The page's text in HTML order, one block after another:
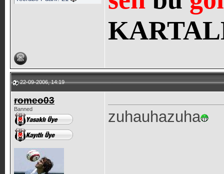
22-09-2006, 14:19
romeo03
Banned zuhauhazuha